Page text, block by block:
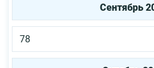
Сентябрь
78